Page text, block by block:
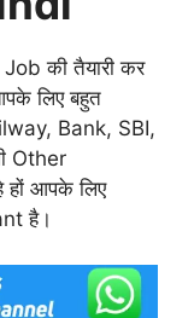
की तैयारी कर
लिए बहुत
Bank, SBI,
Other
हों आपके लिए
है।